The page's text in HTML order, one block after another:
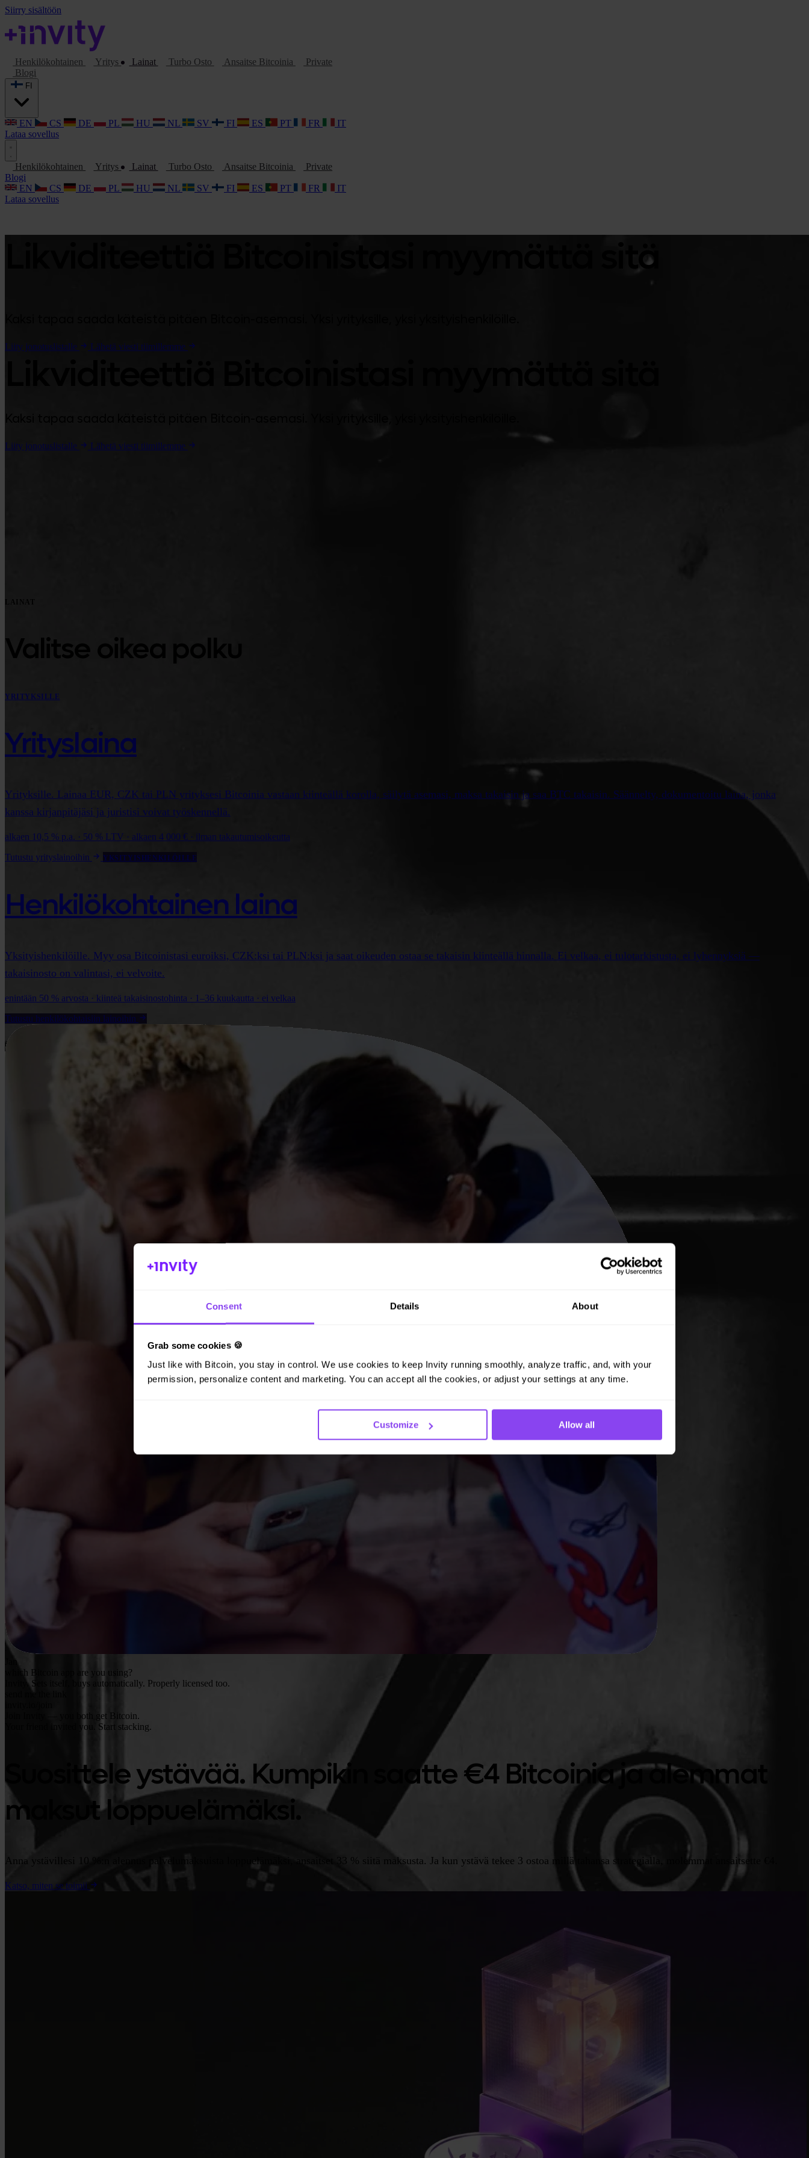
Consent Details About
Grab some cookies 🍪
Just like with Bitcoin, you stay in control. We use cookies to keep Invity running smoothly, analyze traffic, and, with your
permission, personalize content and marketing. You can accept all the cookies, or adjust your settings at any time.
Customize Allow all
Siirry sisältöön
Henkilökohtainen Yritys Lainat Turbo Osto Ansaitse Bitcoinia
Private
Blogi
EN CS DE PL HU NL SV FI ES PT FR
IT
Lataa sovellus
Henkilökohtainen Yritys Lainat Turbo Osto Ansaitse Bitcoinia
Private
Blogi
EN
CS DE PL HU NL SV FI ES PT FR
IT
Lataa sovellus
Likviditeettiä Bitcoinistasi myymättä sitä
Liity jonotuslistalle Lähetä viesti tiimillemme
Liity jonotuslistalle Lähetä viesti tiimillemme
Valitse oikea polku
YRITYKSILLE
Yrityslaina
Yrityksille. Lainaa EUR, CZK tai PLN yrityksesi Bitcoinia vastaan kiinteällä korolla, säilytä asemasi, maksa takaisin ja saa BTC takaisin. Säännelty, dokumentoitu laina, jonka
kanssa kirjanpitäjäsi ja juristisi voivat työskennellä.
alkaen 10,5 % p.a. · 50 % LTV · alkaen 4 000 € · ilman takautumisoikeutta
Tutustu yrityslainoihin
YKSITYISHENKILÖILLE
Henkilökohtainen laina
Yksityishenkilöille. Myy osa Bitcoinistasi euroiksi, CZK:ksi tai PLN:ksi ja saat oikeuden ostaa se takaisin kiinteällä hinnalla. Ei velkaa, ei tulotarkistusta, ei lyhennyksiä —
takaisinosto on valintasi, ei velvoite.
enintään 50 % arvosta · kiinteä takaisinostohinta · 1–36 kuukautta · ei velkaa
Tutustu henkilökohtaisiin lainoihin
Jan
which Bitcoin app are you using?
Invity. Sets itself, buys automatically. Properly licensed too.
send me the link
Join Invity — you both get Bitcoin.
Your friend invited you. Start stacking.
Suosittele ystävää. Kumpikin saatte €4 Bitcoinia ja alemmat
maksut loppuelämäksi.
Anna ystävillesi 10 %:n alennus palvelumaksuista loppuelämäksi, ansaitset 33 % siitä maksusta. Ja kun ystävä tekee 3 ostoa millä tahansa strategialla, molemmat ansaitsette €4.
Katso, miten se toimii